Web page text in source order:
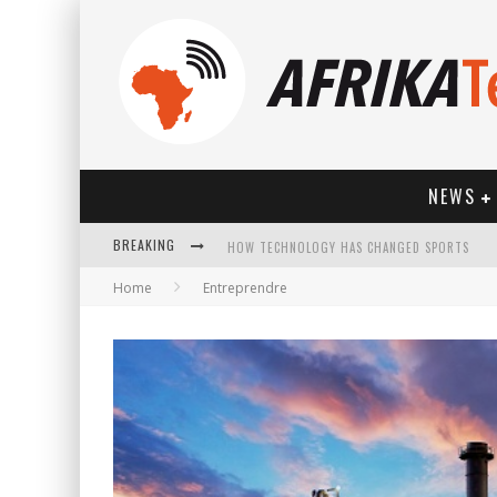
NEWS
BREAKING
HOW TECHNOLOGY HAS CHANGED SPORTS
Home Entreprendre